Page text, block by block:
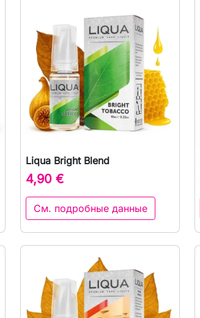
 Быстрый просмотр
Liqua Bright Blend
4,90 €
См. подробные данные